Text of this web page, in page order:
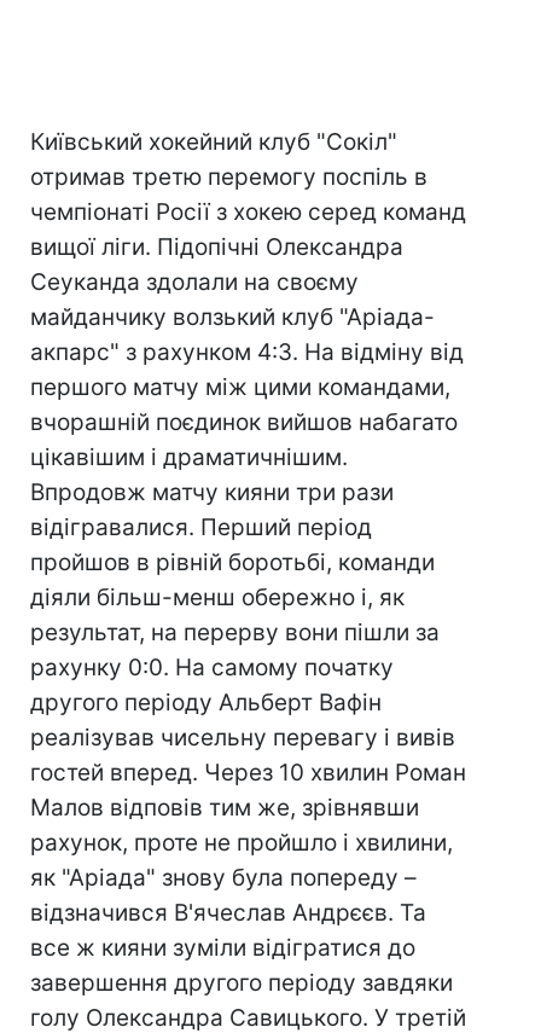
Київський хокейний клуб "Сокіл"
отримав третю перемогу поспіль в
чемпіонаті Росії з хокею серед команд
вищої ліги. Підопічні Олександра
Сеуканда здолали на своєму
майданчику волзький клуб "Аріада-
акпарс" з рахунком 4:3. На відміну від
першого матчу між цими командами,
вчорашній поєдинок вийшов набагато
цікавішим і драматичнішим.
Впродовж матчу кияни три рази
відігравалися. Перший період
пройшов в рівній боротьбі, команди
діяли більш-менш обережно і, як
результат, на перерву вони пішли за
рахунку 0:0. На самому початку
другого періоду Альберт Вафін
реалізував чисельну перевагу і вивів
гостей вперед. Через 10 хвилин Роман
Малов відповів тим же, зрівнявши
рахунок, проте не пройшло і хвилини,
як "Аріада" знову була попереду –
відзначився В'ячеслав Андрєєв. Та
все ж кияни зуміли відігратися до
завершення другого періоду завдяки
голу Олександра Савицького. У третій